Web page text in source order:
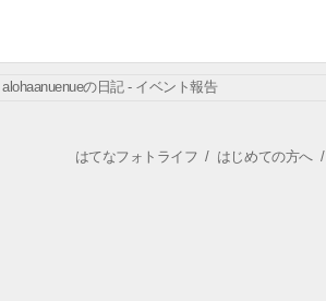
alohaanuenueの日記 - イベント報告
はてなフォトライフ / はじめての方へ/